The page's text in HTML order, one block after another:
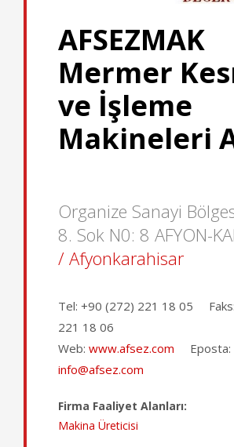
AFSEZMAK
Mermer
ve İşleme
Makineleri
Organize Sanayi
8. Sok N0: 8 AFYON-
/ Afyonkarahisar
Tel: +90 (272) 221 18 05 Faks:
221 18 06
Web: www.afsez.com Eposta:
info@afsez.com
Firma Faaliyet Alanları:
Makina Üreticisi